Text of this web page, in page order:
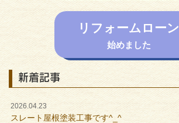
リフォームローン
始めました
新着記事
2026.04.23
スレート屋根塗装工事です^_^